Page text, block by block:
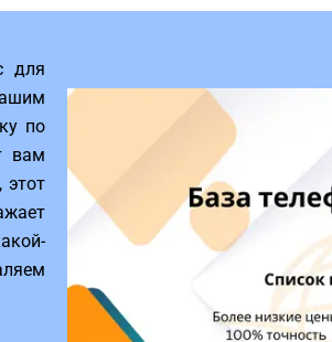
для
по
вам
этот